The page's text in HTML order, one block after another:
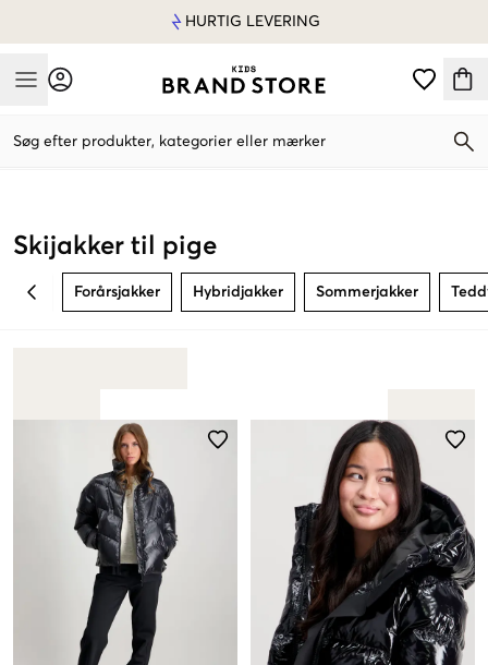
HURTIG LEVERING
Mobile Menu
Søg efter produkter, kategorier eller mærker
Skijakker til pige
BACK Forårsjakker Hybridjakker Sommerjakker